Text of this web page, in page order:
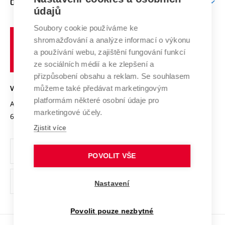
E-přihláška
Doktorské studium
Podpora podnikání
Systém zajišťování kvality výzkumu
Výzkumné infrastruktury
Transfer znalostí
Open Science
Projekty
Projekty ze strukturálních fondů
Specifický výzkum
Zahraniční spolupráce
Spolupráce se školami
Služby univerzity
Mezinárodní dohody
Univerzitní sítě
O UNIVERZITĚ
Profil univerzity
Udržitelná univerzita
Podnikavá univerzita / ContriBUTe
Bezpečná univerzita
Vyznamenání
Organizační struktura
Ochrana osobních údajů
odkaz)
učení
technické
VYSOKÉ UČENÍ TECHNICKÉ V BRNĚ
Antonínská 548/1
602 00 Brno
www.vut.cz
vut@vutbr.cz
údajů
Soubory cookie používáme ke
shromažďování a analýze informací o výkonu
a používání webu, zajištění fungování funkcí
ze sociálních médií a ke zlepšení a
přizpůsobení obsahu a reklam. Se souhlasem
můžeme také předávat marketingovým
platformám některé osobní údaje pro
marketingové účely.
Zjistit více
POVOLIT VŠE
Nastavení
Povolit pouze nezbytné